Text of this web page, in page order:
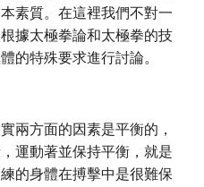
素質。在這裡我們不對一
據太極拳論和太極拳的技
的特殊要求進行討論。
兩方面的因素是平衡的，
運動著並保持平衡，就是
的身體在搏擊中是很難保